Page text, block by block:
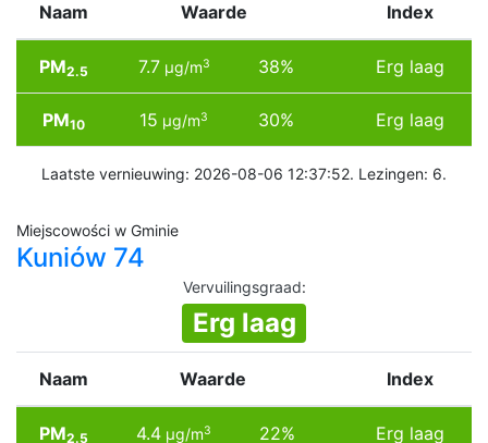
Naam Waarde Index
PM2.5 7.7µg/m3 38% Erg laag
PM10 15 µg/m3 30% Erg laag
Laatste vernieuwing: 2026-08-06 12:37:52. Lezingen: 6.
Miejscowości w Gminie
Kuniów 74
Vervuilingsgraad:
Erg laag
Naam Waarde Index
PM2.5 4.4 µg/m3 22% Erg laag